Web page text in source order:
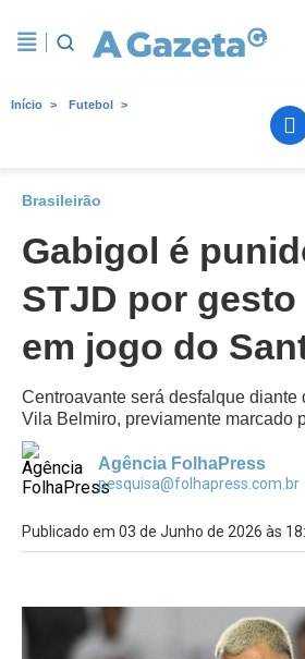
Início Futebol
Brasileirão
Gabigol é
STJD por
em jogo do
Centroavante será desfalque diante
Vila Belmiro, previamente marcado
Agência FolhaPress
pesquisa@folhapress.com.br
Publicado em 03 de Junho de 2026 às